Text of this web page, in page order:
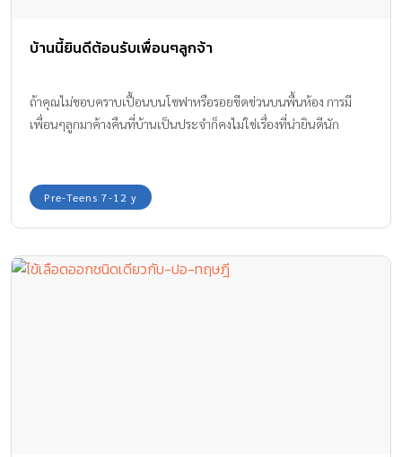
บ้านนี้ยินดีต้อนรับเพื่อนๆลูกจ้า
ถ้าคุณไม่ชอบคราบเปื้อนบนโซฟาหรือรอยขีดข่วนบนพื้นห้อง การมี
เพื่อนๆลูกมาค้างคืนที่บ้านเป็นประจำก็คงไม่ใช่เรื่องที่น่ายินดีนัก
Pre-Teens 7-12 y